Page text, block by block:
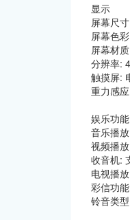
显示
屏幕尺
屏幕色
屏幕材
分辨率:
触摸屏:
重力感
娱乐功能
音乐播
视频播
收音机:
电视播
彩信功
铃音类